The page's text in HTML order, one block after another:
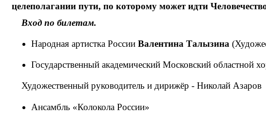
целеполагании пути, по которому может идти
Вход по билетам.
Народная артистка России Валентина Талызина
Государственный академический Московский областной
Художественный руководитель и дирижёр - Николай Азаров
Ансамбль «Колокола России»